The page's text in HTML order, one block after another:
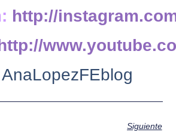
http://
AnaLopezFEblog
Siguiente